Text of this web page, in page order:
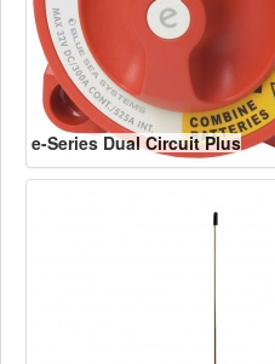
e-Series Dual Circuit Plus